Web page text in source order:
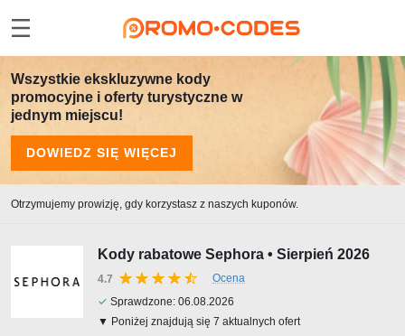
Wszystkie ekskluzywne kody
promocyjne i oferty turystyczne w
jednym miejscu!
DOWIEDZ SIĘ WIĘCEJ
Otrzymujemy prowizję, gdy korzystasz z naszych kuponów.
Kody rabatowe Sephora • Sierpień 2026
4.7
Ocena
✓ Sprawdzone: 06.08.2026
▼ Poniżej znajdują się 7 aktualnych ofert